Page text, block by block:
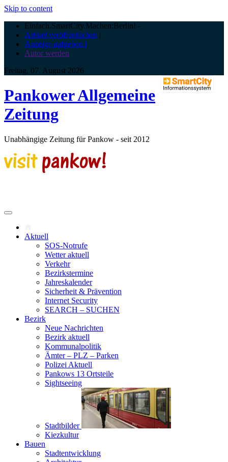
Skip to content
Einfach.SmartCity.Machen:Berlin! -
Artikel veröffentlichen |
Anzeige aufgeben |
Autor werden
Freitag, 07. August 2026
Pankower Allgemeine
Zeitung
Unabhängige Zeitung für Pankow - seit 2012
Aktuell
SOS-Notrufe
Wetter aktuell
Verkehr
Bezirkstermine
Jahreskalender
Sicherheit & Prävention
Internet Security
SEARCH – SUCHEN
Bezirk
Neue Nachrichten
Bezirk aktuell
Kommunalpolitik
Ämter – PLZ – Parken
Polizei Aktuell
Pankows 13 Ortsteile
Sightseeing
Stadtbilder
Kiezkultur
Bauen
Stadtentwicklung